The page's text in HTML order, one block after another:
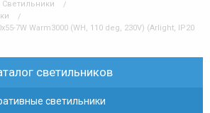
Светильники
7W Warm3000 (WH, 110 deg, 230V) (Arlight, IP20
светильников
светильники